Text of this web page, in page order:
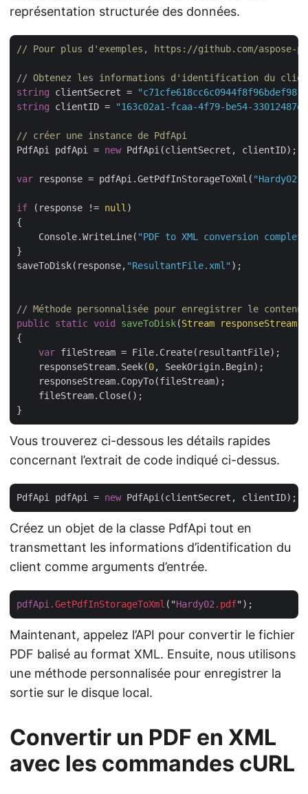
représentation structurée des données.
// Pour plus d'exemples, https://github.com/aspose-
// Obtenez les informations d'identification du
string clientSecret =
string clientID = "163c02a1-fcaa-4f79-be54-
// créer une instance de PdfApi
PdfApi pdfApi = new PdfApi(clientSecret, clientID);
var response = pdfApi.GetPdfInStorageToXml(
if (response != null )
{
    Console.WriteLine(
"PDF to XML conversion
}
saveToDisk(response, "ResultantFile.xml" );
// Méthode personnalisée pour enregistrer le
public static void saveToDisk(Stream
{
var fileStream = File.Create(resultantFile);
    responseStream.Seek(
0, SeekOrigin.Begin);
    responseStream.CopyTo(fileStream);
    fileStream.Close();
Vous trouverez ci-dessous les détails rapides
concernant l’extrait de code indiqué ci-dessus.
PdfApi pdfApi = new
Créez un objet de la classe PdfApi tout en
transmettant les informations d’identification du
client comme arguments d’entrée.
pdfApi .GetPdfInStorageToXml ("Hardy02 .pdf
Maintenant, appelez l’API pour convertir le fichier
PDF balisé au format XML. Ensuite, nous utilisons
une méthode personnalisée pour enregistrer la
sortie sur le disque local.
Convertir un PDF en XML
avec les commandes cURL